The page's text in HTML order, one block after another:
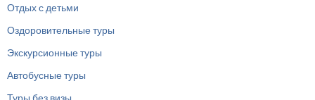
Отдых с детьми
Оздоровительные туры
Экскурсионные туры
Автобусные туры